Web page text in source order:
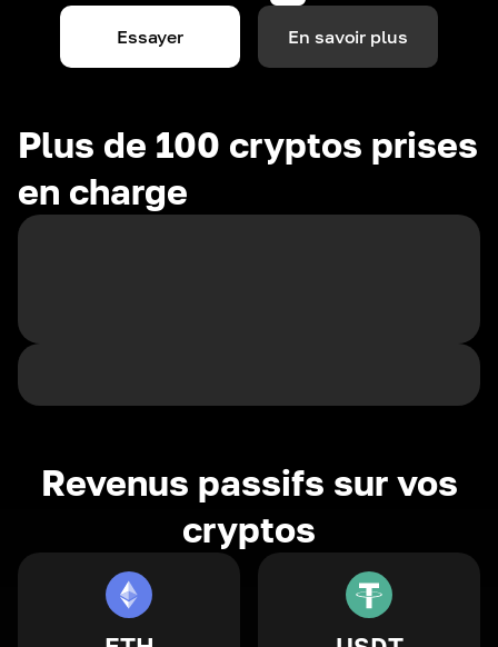
Essayer En savoir plus
Plus de 100 cryptos prises
en charge
Revenus passifs sur vos
cryptos